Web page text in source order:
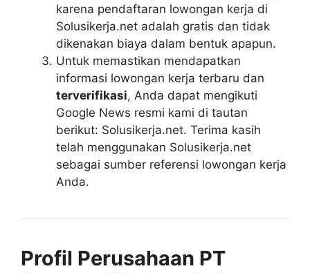
karena pendaftaran lowongan kerja di
Solusikerja.net adalah gratis dan tidak
dikenakan biaya dalam bentuk apapun.
Untuk memastikan mendapatkan
informasi lowongan kerja terbaru dan
terverifikasi, Anda dapat mengikuti
Google News resmi kami di tautan
berikut: Solusikerja.net. Terima kasih
telah menggunakan Solusikerja.net
sebagai sumber referensi lowongan kerja
Anda.
Profil Perusahaan PT